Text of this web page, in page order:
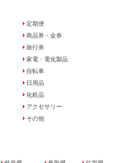
定期便
商品券・金券
旅行券
家電・電化製品
自転車
日用品
化粧品
アクセサリー
その他